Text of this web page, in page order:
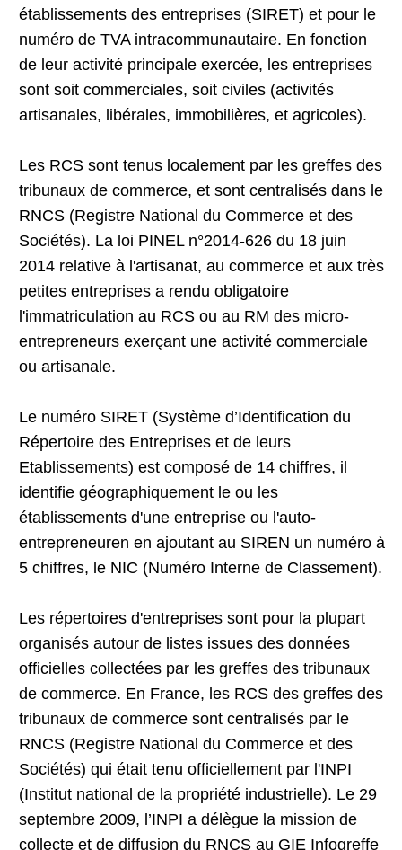
établissements des entreprises (SIRET) et pour le
numéro de TVA intracommunautaire. En fonction
de leur activité principale exercée, les entreprises
sont soit commerciales, soit civiles (activités
artisanales, libérales, immobilières, et agricoles).
Les RCS sont tenus localement par les greffes des
tribunaux de commerce, et sont centralisés dans le
RNCS (Registre National du Commerce et des
Sociétés). La loi PINEL n°2014-626 du 18 juin
2014 relative à l'artisanat, au commerce et aux très
petites entreprises a rendu obligatoire
l'immatriculation au RCS ou au RM des micro-
entrepreneurs exerçant une activité commerciale
ou artisanale.
Le numéro SIRET (Système d’Identification du
Répertoire des Entreprises et de leurs
Etablissements) est composé de 14 chiffres, il
identifie géographiquement le ou les
établissements d'une entreprise ou l'auto-
entrepreneuren en ajoutant au SIREN un numéro à
5 chiffres, le NIC (Numéro Interne de Classement).
Les répertoires d'entreprises sont pour la plupart
organisés autour de listes issues des données
officielles collectées par les greffes des tribunaux
de commerce. En France, les RCS des greffes des
tribunaux de commerce sont centralisés par le
RNCS (Registre National du Commerce et des
Sociétés) qui était tenu officiellement par l'INPI
(Institut national de la propriété industrielle). Le 29
septembre 2009, l’INPI a délègue la mission de
collecte et de diffusion du RNCS au GIE Infogreffe